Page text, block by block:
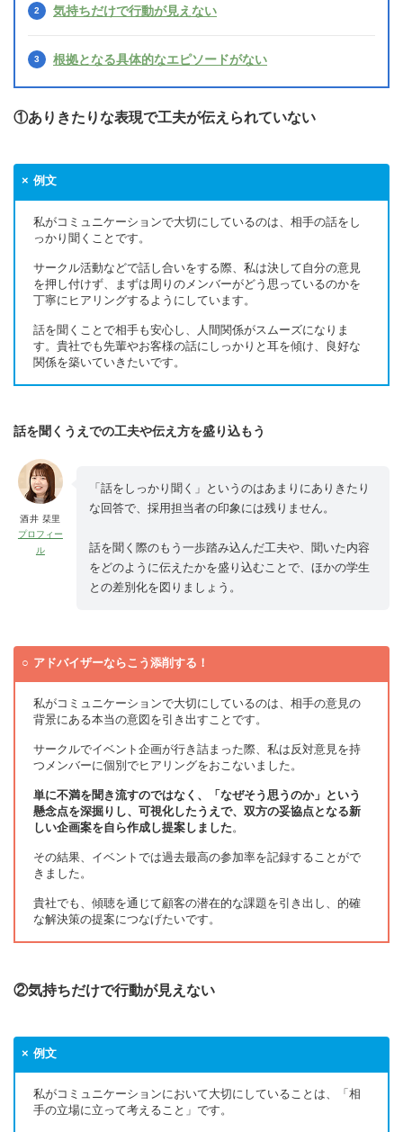
気持ちだけで行動が見えない
根拠となる具体的なエピソードがない
①ありきたりな表現で工夫が伝えられていない
例文
私がコミュニケーションで大切にしているのは、相手の話をし
っかり聞くことです。
サークル活動などで話し合いをする際、私は決して自分の意見
を押し付けず、まずは周りのメンバーがどう思っているのかを
丁寧にヒアリングするようにしています。
話を聞くことで相手も安心し、人間関係がスムーズになりま
す。貴社でも先輩やお客様の話にしっかりと耳を傾け、良好な
関係を築いていきたいです。
話を聞くうえでの工夫や伝え方を盛り込もう
酒井 栞里
プロフィー
ル
「話をしっかり聞く」というのはあまりにありきたり
な回答で、採用担当者の印象には残りません。
話を聞く際のもう一歩踏み込んだ工夫や、聞いた内容
をどのように伝えたかを盛り込むことで、ほかの学生
との差別化を図りましょう。
アドバイザーならこう添削する！
私がコミュニケーションで大切にしているのは、相手の意見の
背景にある本当の意図を引き出すことです。
サークルでイベント企画が行き詰まった際、私は反対意見を持
つメンバーに個別でヒアリングをおこないました。
単に不満を聞き流すのではなく、「なぜそう思うのか」という
懸念点を深掘りし、可視化したうえで、双方の妥協点となる新
しい企画案を自ら作成し提案しました 。
その結果、イベントでは過去最高の参加率を記録することがで
きました。
貴社でも、傾聴を通じて顧客の潜在的な課題を引き出し、的確
な解決策の提案につなげたいです。
②気持ちだけで行動が見えない
例文
私がコミュニケーションにおいて大切にしていることは、「相
手の立場に立って考えること」です。